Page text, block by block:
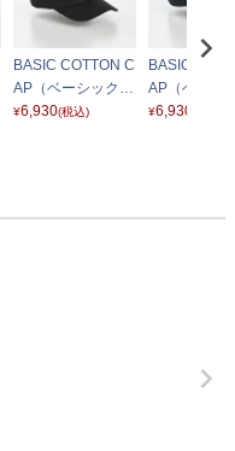
BASIC COTTON C
AP（ベーシックコ
ットンキャップ）
¥6,930(税込)
BASIC
AP（ベーシ
ットンキャ
¥6,930